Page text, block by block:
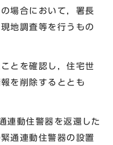
場合において，署長
地調査等を行うもの
とを確認し，住宅世
を削除するととも
動住警器を返還した
通連動住警器の設置